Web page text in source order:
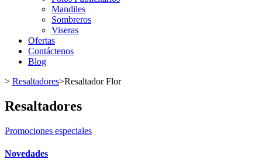
Mandiles
Sombreros
Viseras
Ofertas
Contáctenos
Blog
> Resaltadores>Resaltador Flor
Resaltadores
Promociones especiales
Novedades